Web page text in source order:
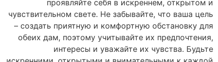
проявляйте себя в искреннем, открытом и
чувствительном свете. Не забывайте, что ваша цель
– создать приятную и комфортную обстановку для
обеих дам, поэтому учитывайте их предпочтения,
интересы и уважайте их чувства. Будьте